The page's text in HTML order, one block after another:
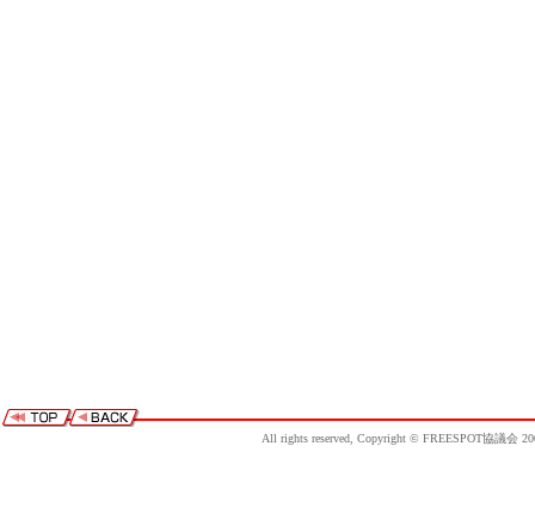
All rights reserved, Copyright © FREESPOT協議会